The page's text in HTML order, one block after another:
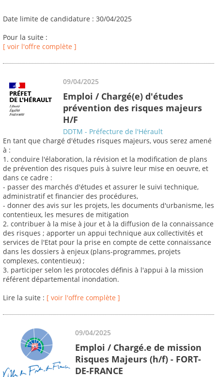
Date limite de candidature : 30/04/2025
Pour la suite :
[ voir l'offre complète ]
09/04/2025
Emploi / Chargé(e) d'études
prévention des risques majeurs
H/F
DDTM - Préfecture de l'Hérault
En tant que chargé d'études risques majeurs, vous serez amené
à :
1. conduire l'élaboration, la révision et la modification de plans
de prévention des risques puis à suivre leur mise en oeuvre, et
dans ce cadre :
- passer des marchés d'études et assurer le suivi technique,
administratif et financier des procédures,
- donner des avis sur les projets, les documents d'urbanisme, les
contentieux, les mesures de mitigation
2. contribuer à la mise à jour et à la diffusion de la connaissance
des risques ; apporter un appui technique aux collectivités et
services de l'Etat pour la prise en compte de cette connaissance
dans les dossiers à enjeux (plans-programmes, projets
complexes, contentieux) ;
3. participer selon les protocoles définis à l'appui à la mission
référent départemental inondation.
Lire la suite : [ voir l'offre complète ]
09/04/2025
Emploi / Chargé.e de mission
Risques Majeurs (h/f) - FORT-
DE-FRANCE